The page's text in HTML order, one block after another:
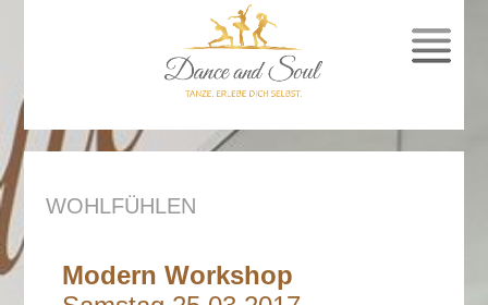
SPRUNG
ZUM
WOHLFÜHLEN
Modern Workshop